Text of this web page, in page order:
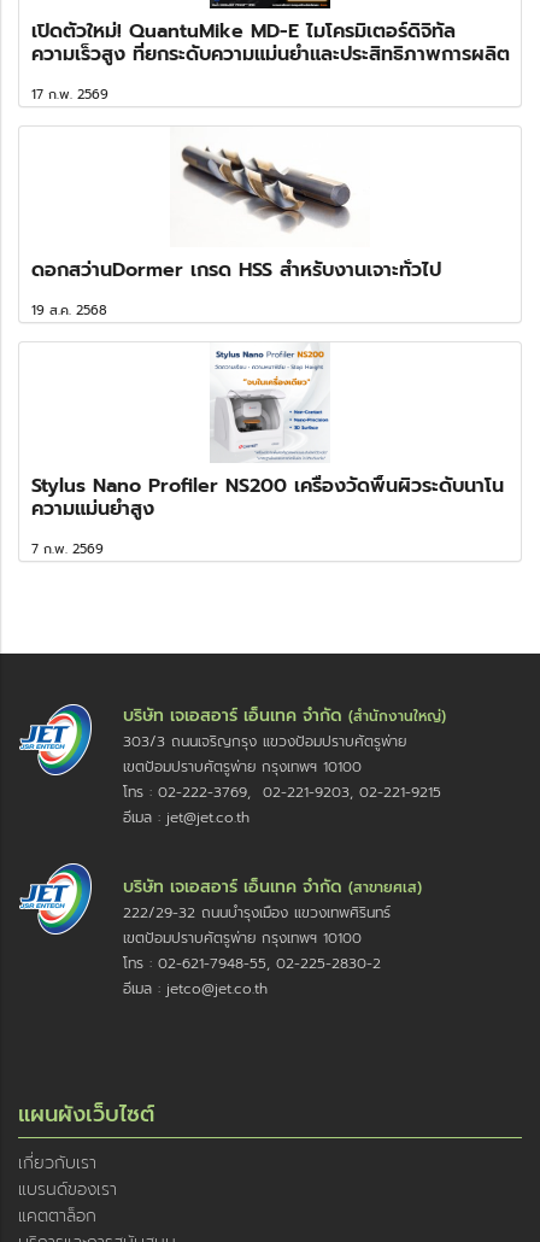
เปิดตัวใหม่! QuantuMike MD-E ไมโครมิเตอร์ดิจิทัล
ความเร็วสูง ที่ยกระดับความแม่นยำและประสิทธิภาพการผลิต
17 ก.พ. 2569
ดอกสว่านDormer เกรด HSS สำหรับงานเจาะทั่วไป
19 ส.ค. 2568
Stylus Nano Profiler NS200 เครื่องวัดพื้นผิวระดับนาโน
ความแม่นยำสูง
7 ก.พ. 2569
บริษัท เจเอสอาร์ เอ็นเทค จำกัด (สำนักงานใหญ่)
303/3 ถนนเจริญกรุง แขวงป้อมปราบศัตรูพ่าย
เขตป้อมปราบศัตรูพ่าย กรุงเทพฯ 10100
โทร : 02-222-3769, 02-221-9203, 02-221-9215
อีเมล : jet@jet.co.th
บริษัท เจเอสอาร์ เอ็นเทค จำกัด (สาขายศเส)
222/29-32 ถนนบำรุงเมือง แขวงเทพศิรินทร์
เขตป้อมปราบศัตรูพ่าย กรุงเทพฯ 10100
โทร : 02-621-7948-55, 02-225-2830-2
อีเมล : jetco@jet.co.th
แผนผังเว็บไซต์
เกี่ยวกับเรา
แบรนด์ของเรา
แคตตาล็อก